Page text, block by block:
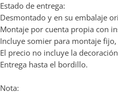
Estado de entrega:
Desmontado y en su embalaje
Montaje por cuenta propia con
Incluye somier para montaje
El precio no incluye la
Entrega hasta el bordillo.
Nota: